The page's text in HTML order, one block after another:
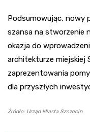
Podsumowując, nowy
szansa na stworzenie
okazja do
architekturze miejskiej
zaprezentowania
dla przyszłych
Źródło: Urząd Miasta Szczecin